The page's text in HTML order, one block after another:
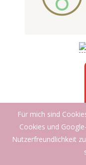
Für mich sind
Cookies und
Nutzerfreundlichkeit